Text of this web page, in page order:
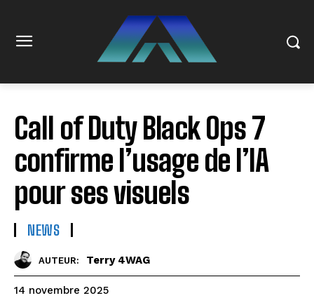
Call of Duty Black Ops 7
confirme l’usage de l’IA
pour ses visuels
NEWS
AUTEUR: Terry 4WAG
14 novembre 2025